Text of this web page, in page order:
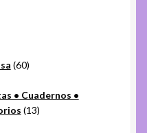
6060
• Cuadernos •
1313